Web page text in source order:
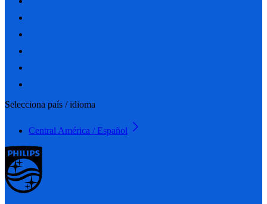
Selecciona país / idioma
Central América / Español